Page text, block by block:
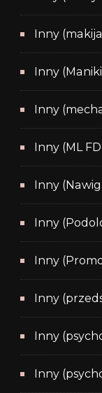
Inny
Inny
Inny
Inny (ML
Inny
Inny
Inny
Inny
Inny
Inny